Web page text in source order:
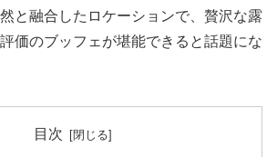
と融合したロケーションで、贅沢な露
価のブッフェが堪能できると話題にな
目次